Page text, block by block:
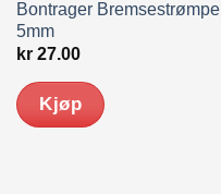
Bontrager Bremsestrømpe
5mm
kr27.00
Kjøp